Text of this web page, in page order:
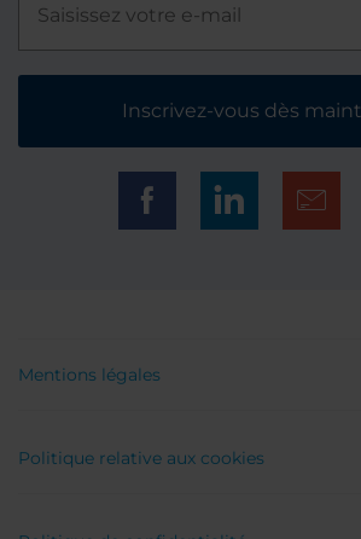
Inscrivez-vous dès
Mentions légales
Politique relative aux cookies